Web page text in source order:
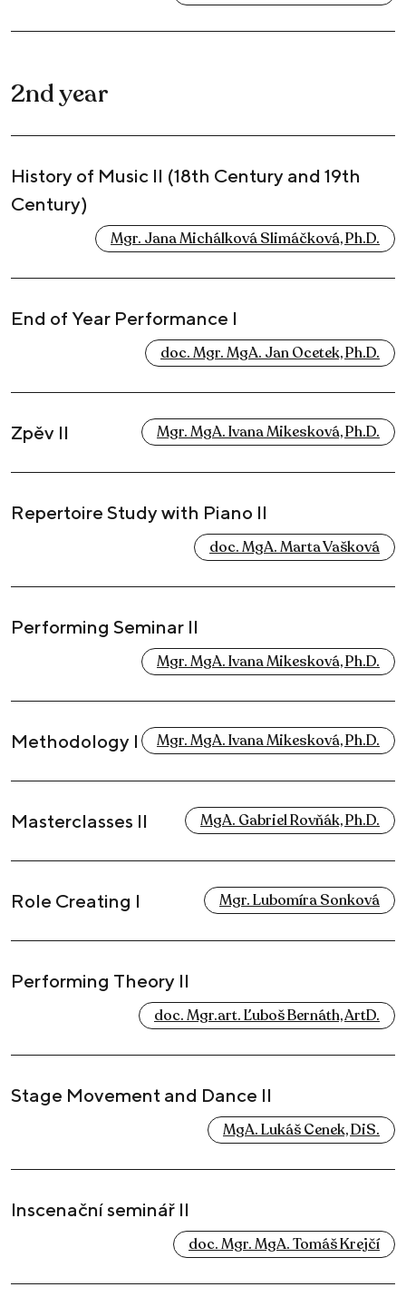
2nd year
History of Music II (18th Century and 19th
Century)
Mgr. Jana Michálková Slimáčková, Ph.D.
End of Year Performance I
doc. Mgr. MgA. Jan Ocetek, Ph.D.
Zpěv II Mgr. MgA. Ivana Mikesková, Ph.D.
Repertoire Study with Piano II
doc. MgA. Marta Vašková
Performing Seminar II
Mgr. MgA. Ivana Mikesková, Ph.D.
Methodology I Mgr. MgA. Ivana Mikesková, Ph.D.
Masterclasses II MgA. Gabriel Rovňák, Ph.D.
Role Creating I Mgr. Lubomíra Sonková
Performing Theory II
doc. Mgr.art. Ľuboš Bernáth, ArtD.
Stage Movement and Dance II
MgA. Lukáš Cenek, DiS.
Inscenační seminář II
doc. Mgr. MgA. Tomáš Krejčí